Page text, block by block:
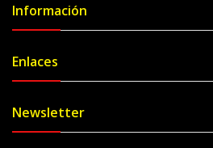
Información
Enlaces
Newsletter